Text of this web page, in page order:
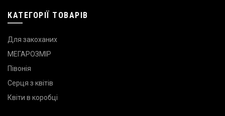
КАТЕГОРІЇ ТОВАРІВ
Для закоханих
МЕГАРОЗМІР
Півонія
Серця з квітів
Квіти в коробці